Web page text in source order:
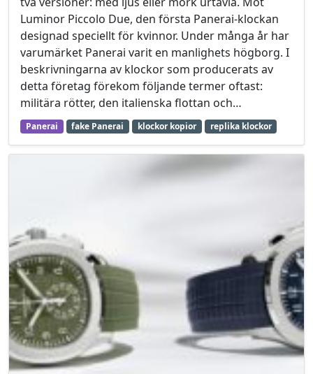
Luminor Piccolo Due, den första Panerai-klockan
designad speciellt för kvinnor. Under många år har
varumärket Panerai varit en manlighets högborg. I
beskrivningarna av klockor som producerats av
detta företag förekom följande termer oftast:
militära rötter, den italienska flottan och…
Panerai fake Panerai klockor kopior replika klockor